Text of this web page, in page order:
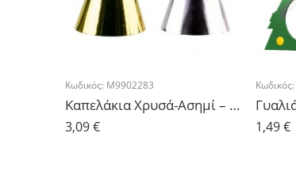
Κωδικός: M9902283
Καπελάκια Χρυσά-Ασημί – 4τμχ.
3,09€
Κωδικός:
1,49€